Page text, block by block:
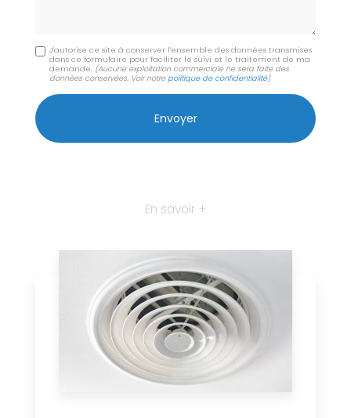
J'autorise ce site à conserver l'ensemble des données transmises
dans ce formulaire pour faciliter le suivi et le traitement de ma
demande. (Aucune exploitation commerciale ne sera faite des
données conservées. Voir notrepolitique de confidentialité)
En savoir +